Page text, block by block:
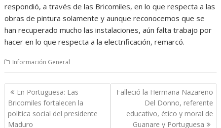
respondió, a través de las Bricomiles, en lo que respecta a las
obras de pintura solamente y aunque reconocemos que se
han recuperado mucho las instalaciones, aún falta trabajo por
hacer en lo que respecta a la electrificación, remarcó.
Información General
Navegación
de
entradas
En Portuguesa: Las
Bricomiles fortalecen la
política social del presidente
Maduro
Falleció la Hermana Nazareno
Del Donno, referente
educativo, ético y moral de
Guanare y Portuguesa